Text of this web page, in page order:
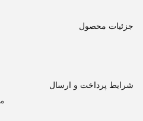
جزئیات محصول
شرایط پرداخت و ارسال